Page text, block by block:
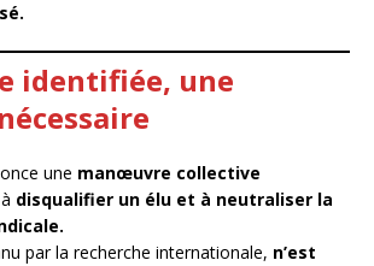
identifiée, une
une manœuvre collective
disqualifier un élu et à neutraliser la
par la recherche internationale, n’est